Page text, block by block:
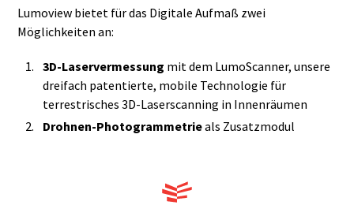
Lumoview bietet für das Digitale Aufmaß zwei
Möglichkeiten an:
3D-Laservermessung mit dem LumoScanner, unsere
dreifach patentierte, mobile Technologie für
terrestrisches 3D-Laserscanning in Innenräumen
Drohnen-Photogrammetrieals Zusatzmodul